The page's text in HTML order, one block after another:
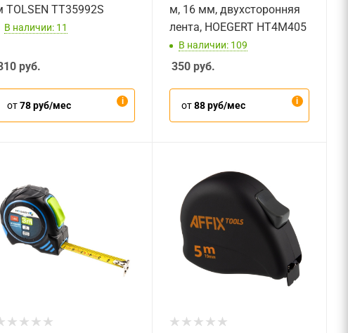
TOLSEN TT35992S
В наличии: 11
руб.
от78 руб/мес
м, 16 мм, двухсторонняя
лента, HOEGERT HT4M405
В наличии: 109
350руб.
от88 руб/мес